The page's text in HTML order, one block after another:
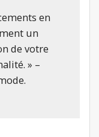
en
un
de votre
» –